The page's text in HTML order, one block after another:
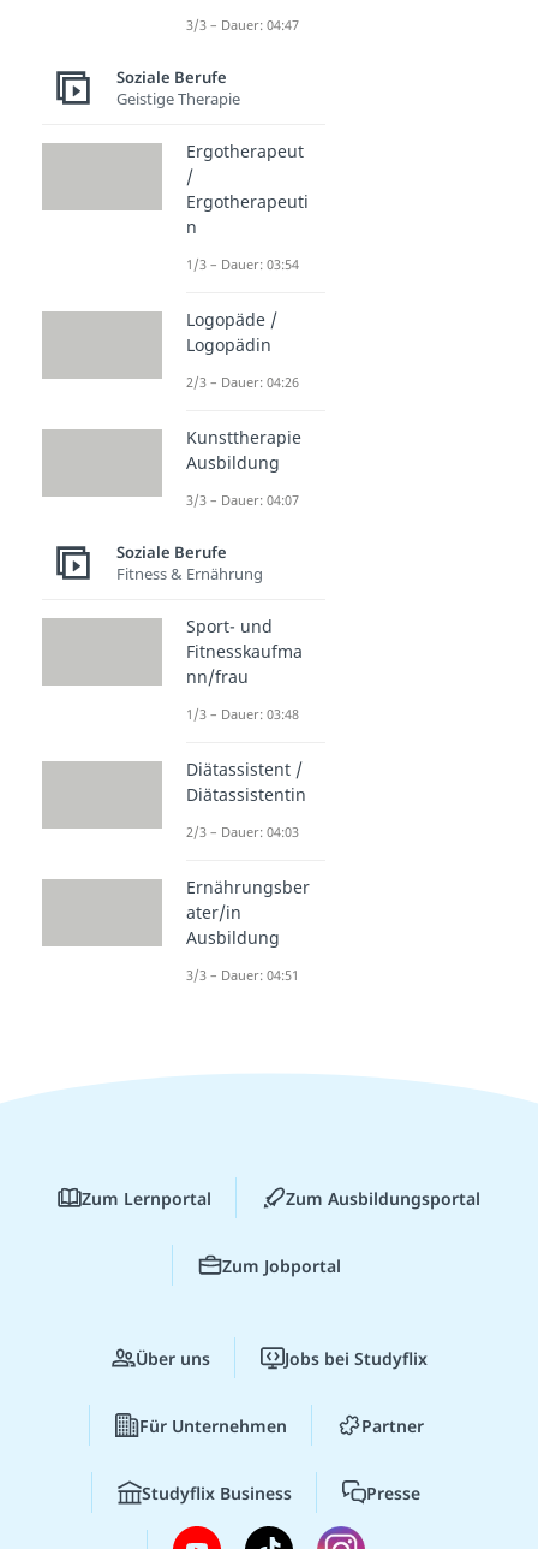
3/3 – Dauer: 04:47
Soziale Berufe
Geistige Therapie
Ergotherapeut
/
Ergotherapeuti
n
1/3 – Dauer: 03:54
Logopäde /
Logopädin
2/3 – Dauer: 04:26
Kunsttherapie
Ausbildung
3/3 – Dauer: 04:07
Soziale Berufe
Fitness & Ernährung
Sport- und
Fitnesskaufma
nn/frau
1/3 – Dauer: 03:48
Diätassistent /
Diätassistentin
2/3 – Dauer: 04:03
Ernährungsber
ater/in
Ausbildung
3/3 – Dauer: 04:51
Zum Lernportal Zum Ausbildungsportal
Zum Jobportal
Über uns Jobs bei Studyflix
Für Unternehmen Partner
Studyflix Business Presse